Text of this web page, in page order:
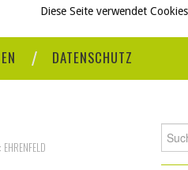
Diese Seite verwendet
DATENSCHUTZ
nach: